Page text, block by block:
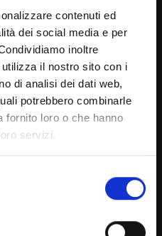
contenuti ed
dei social media e per
inoltre
il nostro sito con i
di analisi dei dati web,
potrebbero combinarle
fornito loro o che hanno
servizi.
are
other
are
CB1087-J